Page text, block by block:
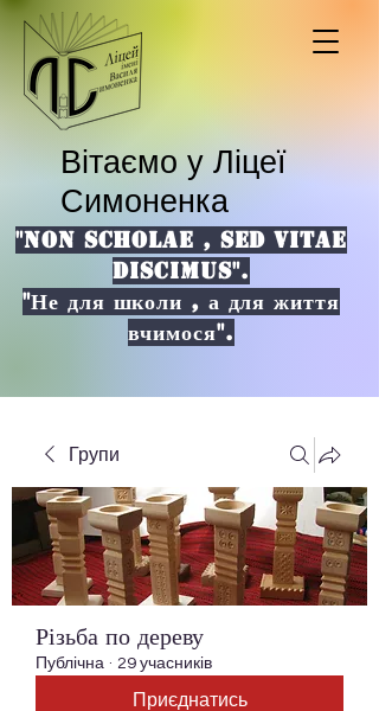
Вітаємо у Ліцеї
Симоненка
"NON SCHOLAE , SED VITAE
DISCIMUS".
"Не для школи , а для життя
вчимося".
Групи
Різьба по дереву
Публічна · 29 учасників
Приєднатись